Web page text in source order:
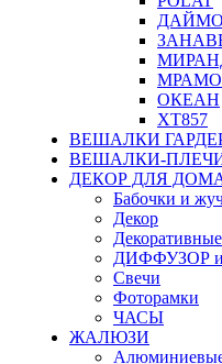
ОКЕАН
ХТ857
ВЕШАЛКИ
ВЕШАЛКИ-
ДЕКОР ДЛЯ
Бабочки и
Декор
ДИФФУЗОР
Свечи
Фоторамки
ЧАСЫ
ЖАЛЮЗИ